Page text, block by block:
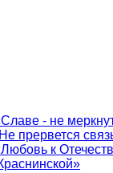
- не
прервется
к